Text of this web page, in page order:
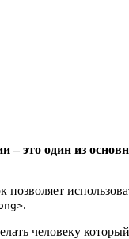
– это один из
.
человеку